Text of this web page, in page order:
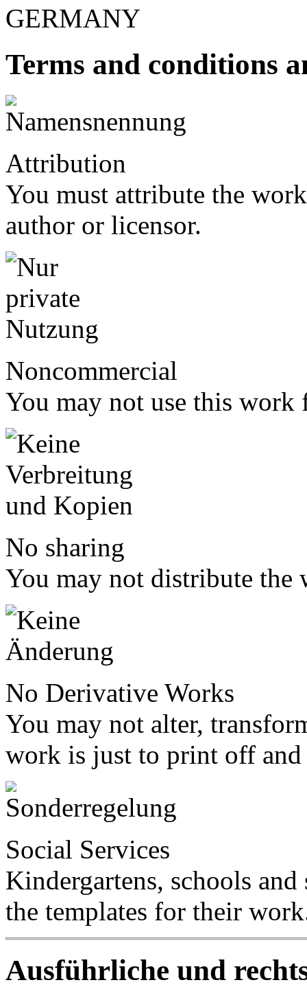
GERMANY
Terms and conditions
Attribution
You must attribute the
author or licensor.
Noncommercial
You may not use this work
No sharing
You may not distribute the
No Derivative Works
You may not alter,
work is just to print off
Social Services
Kindergartens, schools
the templates for their
Ausführliche und